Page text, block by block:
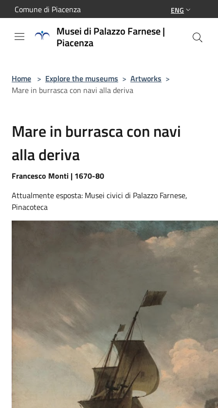
Salta al contenuto principale
Comune di Piacenza ENG
Musei di Palazzo Farnese |
Piacenza
Home > Explore the museums > Artworks >
Mare in burrasca con navi alla deriva
Mare in burrasca con navi
alla deriva
Francesco Monti | 1670-80
Attualmente esposta: Musei civici di Palazzo Farnese,
Pinacoteca